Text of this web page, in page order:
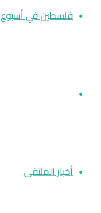
فلسطين في أسبوع
أخبار الملتقى